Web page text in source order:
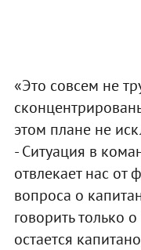
«Это совсем не
этом плане не
- Ситуация в
отвлекает нас от
вопроса о
говорить только
остается